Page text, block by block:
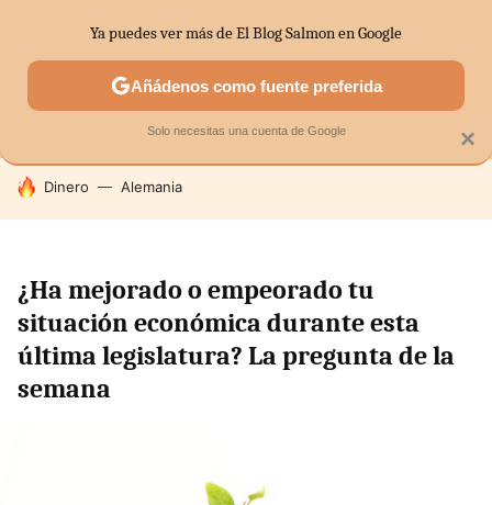
MENÚ NUEVO
ECONOMÍA DOMÉSTICA MERCADOS
HOY SE HABLA DE
Dinero Alemania
¿Ha mejorado o empeorado tu
situación económica durante esta
última legislatura? La pregunta de la
semana
×
Ya puedes ver más de El Blog Salmon en Google
Añádenos como fuente preferida
Solo necesitas una cuenta de Google